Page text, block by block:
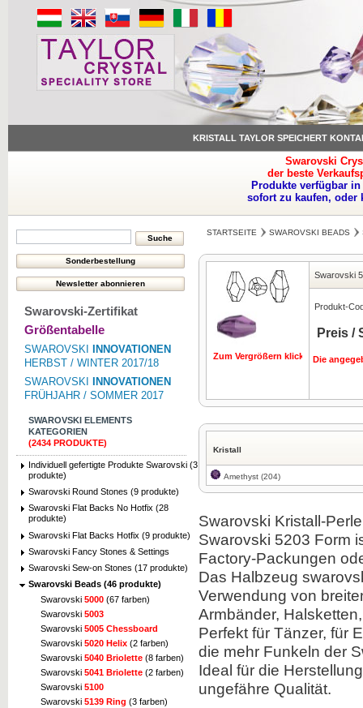
KRISTALL TAYLOR SPEICHERT
Swarovski
der beste
Produkte verfügbar
sofort zu kaufen, oder
Swarovski-Zertifikat
Größentabelle
SWAROVSKI
INNOVATIONEN
HERBST / WINTER 2017/18
SWAROVSKI
INNOVATIONEN
FRÜHJAHR / SOMMER 2017
SWAROVSKI ELEMENTS
KATEGORIEN
(2434 PRODUKTE)
Individuell gefertigte Produkte Swarovski (3
produkte)
Swarovski Round Stones (9 produkte)
Swarovski Flat Backs No Hotfix (28
produkte)
Swarovski Flat Backs Hotfix (9 produkte)
Swarovski Fancy Stones & Settings
Swarovski Sew-on Stones (17 produkte)
Swarovski Beads (46 produkte)
Swarovski 5000 (67 farben)
Swarovski 5003
Swarovski 5005 Chessboard
Swarovski 5020 Helix (2 farben)
Swarovski 5040 Briolette (8 farben)
Swarovski 5041 Briolette (2 farben)
Swarovski 5100
Swarovski 5139 Ring (3 farben)
STARTSEITE SWAROVSKI BEADS
Zum Vergrößern klicken
Swarovski
Produkt-
Preis /
Die
Kristall
Amethyst (204)
Swarovski Kristall-
Swarovski 5203 Form
Factory-Packungen
Das Halbzeug
Verwendung von
Armbänder,
Perfekt für Tänzer, für
die mehr Funkeln der
Ideal für die
ungefähre Qualität.